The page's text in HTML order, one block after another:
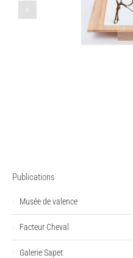
Publications
Musée de valence
Facteur Cheval
Galerie Sapet